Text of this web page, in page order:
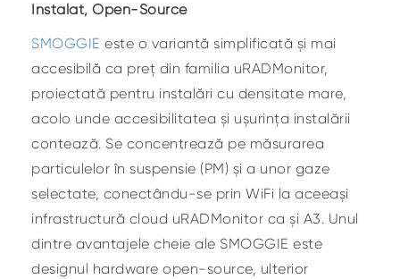
Instalat, Open-Source
SMOGGIE este o variantă simplificată și mai
accesibilă ca preț din familia uRADMonitor,
proiectată pentru instalări cu densitate mare,
acolo unde accesibilitatea și ușurința instalării
contează. Se concentrează pe măsurarea
particulelor în suspensie (PM) și a unor gaze
selectate, conectându-se prin WiFi la aceeași
infrastructură cloud uRADMonitor ca și A3. Unul
dintre avantajele cheie ale SMOGGIE este
designul hardware open-source, ulterior